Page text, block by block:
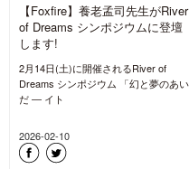
【Foxfire】養老孟司先生がRiver
of Dreams シンポジウムに登壇
します!
2月14日(土)に開催されるRiver of
Dreams シンポジウム 「幻と夢のあい
だ ― イト
2026-02-10